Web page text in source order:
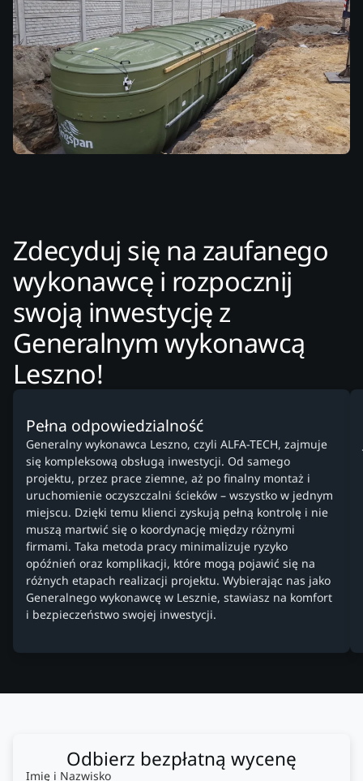
Zdecyduj się na zaufanego
wykonawcę i rozpocznij
swoją inwestycję z
Generalnym wykonawcą
Leszno!
Pełna odpowiedzialność
Generalny wykonawca Leszno, czyli ALFA-TECH, zajmuje
się kompleksową obsługą inwestycji. Od samego
projektu, przez prace ziemne, aż po finalny montaż i
uruchomienie oczyszczalni ścieków – wszystko w jednym
miejscu. Dzięki temu klienci zyskują pełną kontrolę i nie
muszą martwić się o koordynację między różnymi
firmami. Taka metoda pracy minimalizuje ryzyko
opóźnień oraz komplikacji, które mogą pojawić się na
różnych etapach realizacji projektu. Wybierając nas jako
Generalnego wykonawcę w Lesznie, stawiasz na komfort
i bezpieczeństwo swojej inwestycji.
Odbierz bezpłatną wycenę
Imię i Nazwisko